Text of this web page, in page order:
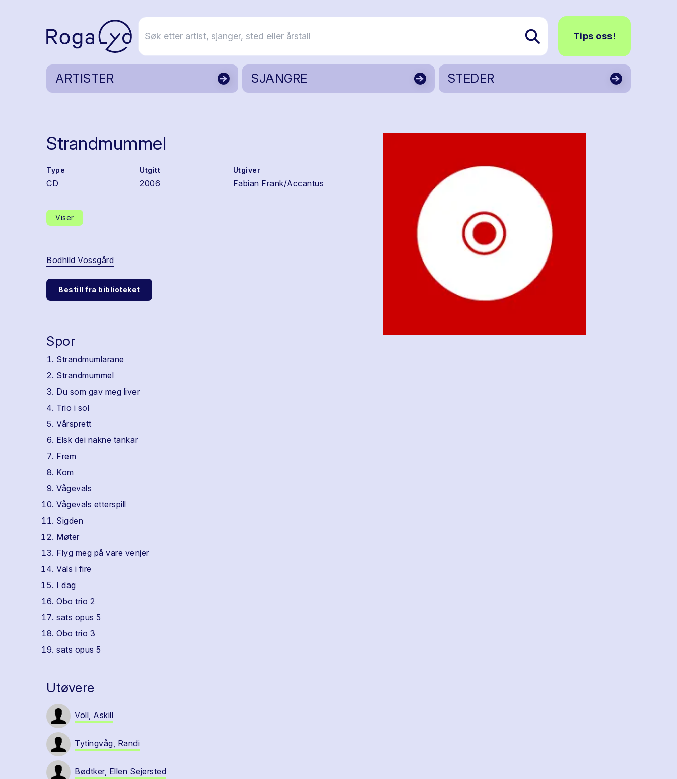
Tips oss!
ARTISTER SJANGRE STEDER
Strandmummel
Type
CD
Utgitt
2006
Utgiver
Fabian Frank/Accantus
Viser
Bodhild Vossgård
Bestill fra biblioteket
Spor
Strandmumlarane
Strandmummel
Du som gav meg liver
Trio i sol
Vårsprett
Elsk dei nakne tankar
Frem
Kom
Vågevals
Vågevals etterspill
Sigden
Møter
Flyg meg på vare venjer
Vals i fire
I dag
Obo trio 2
sats opus 5
Obo trio 3
sats opus 5
Utøvere
Voll, Askill
Tytingvåg, Randi
Bødtker, Ellen Sejersted